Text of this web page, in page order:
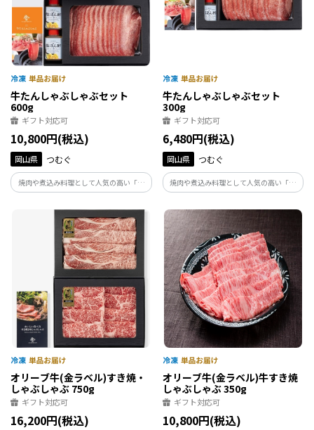
牛たんしゃぶしゃぶセット
600g
ギフト対応可
10,800円(税込)
岡山県 つむぐ
焼肉や煮込み料理として人気の高い「牛
タン」を、しゃぶしゃぶに仕立てました
牛たんしゃぶしゃぶセット
300g
ギフト対応可
6,480円(税込)
岡山県 つむぐ
焼肉や煮込み料理として人気の高い「牛
タン」を、しゃぶしゃぶに仕立てました
オリーブ牛(金ラベル)すき焼・
しゃぶしゃぶ 750g
ギフト対応可
16,200円(税込)
オリーブ牛(金ラベル)牛すき焼
しゃぶしゃぶ 350g
ギフト対応可
10,800円(税込)